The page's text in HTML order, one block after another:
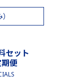
セット
期便